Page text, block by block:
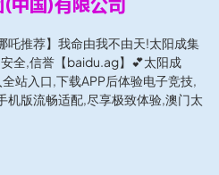
推荐】我命由我不由天!太阳成集
全,信誉【baidu.ag】💕太阳成
站入口,下载APP后体验电子竞技,
机版流畅适配,尽享极致体验,澳门太